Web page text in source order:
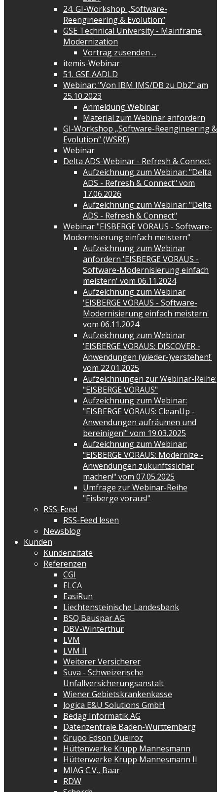
24. GI-Workshop „Software-
Reengineering & Evolution“
GSE Technical University - Mainframe
Modernization
Vortrag zusenden ...
itemis-Webinar
51. GSE AADLD
Webinar: "Von IBM IMS/DB zu Db2" am
25.10.2023
Anmeldung Webinar
Material zum Webinar anfordern
GI-Workshop „Software-Reengineering &
Evolution“ (WSRE)
Webinar
Delta ADS-Webinar - Refresh & Connect
Aufzeichnung zum Webinar: "Delta
ADS - Refresh & Connect" vom
17.06.2026
Aufzeichnung zum Webinar: "Delta
ADS - Refresh & Connect"
Webinar "EISBERGE VORAUS - Software-
Modernisierung einfach meistern"
Aufzeichnung zum Webinar
anfordern 'EISBERGE VORAUS -
Software-Modernisierung einfach
meistern' vom 06.11.2024
Aufzeichnung zum Webinar
'EISBERGE VORAUS - Software-
Modernisierung einfach meistern'
vom 06.11.2024
Aufzeichnung zum Webinar
'EISBERGE VORAUS: DISCOVER -
Anwendungen (wieder-)verstehen!'
vom 22.01.2025
Aufzeichnungen zur Webinar-Reihe:
"EISBERGE VORAUS"
Aufzeichnung zum Webinar:
"EISBERGE VORAUS: CleanUp -
Anwendungen aufräumen und
bereinigen!" vom 19.03.2025
Aufzeichnung zum Webinar:
"EISBERGE VORAUS: Modernize -
Anwendungen zukunftssicher
machen!" vom 07.05.2025
Umfrage zur Webinar-Reihe
"Eisberge voraus!"
RSS-Feed
RSS-Feed lesen
Newsblog
Kunden
Kundenzitate
Referenzen
CGI
ELCA
EasiRun
Liechtensteinische Landesbank
BSQ Bauspar AG
DBV-Winterthur
LVM
LVM II
Weiterer Versicherer
Suva - Schweizerische
Unfallversicherungsanstalt
Wiener Gebietskrankenkasse
logica E&U Solutions GmbH
Bedag Informatik AG
Datenzentrale Baden-Württemberg
Grupo Edson Queiroz
Hüttenwerke Krupp Mannesmann
Hüttenwerke Krupp Mannesmann II
MIAG C.V., Baar
RDW